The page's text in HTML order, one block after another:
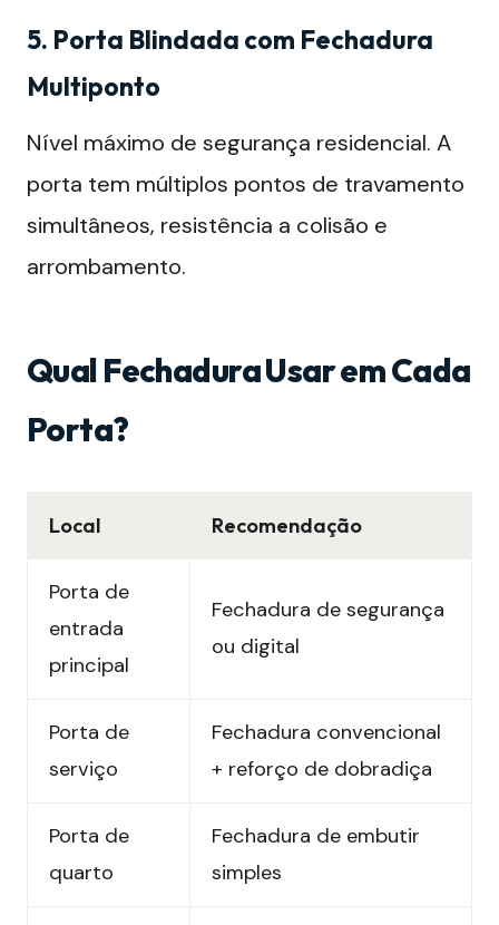
5. Porta Blindada com Fechadura
Multiponto
Nível máximo de segurança residencial. A
porta tem múltiplos pontos de travamento
simultâneos, resistência a colisão e
arrombamento.
Qual Fechadura Usar em Cada
Porta?
Local Recomendação
Porta de
entrada
principal
Fechadura de segurança
ou digital
Porta de
serviço
Fechadura convencional
+ reforço de dobradiça
Porta de
quarto
Fechadura de embutir
simples